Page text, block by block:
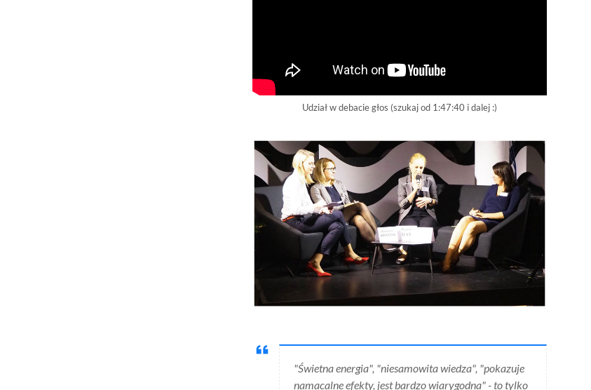
Udział w debacie głos (szukaj od 1:47:40 i dalej :)
"Świetna energia", "niesamowita wiedza", "pokazuje
namacalne efekty, jest bardzo wiarygodna" - to tylko